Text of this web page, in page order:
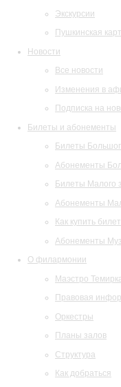
Экскурсии
Пушкинская
Новости
Все новости
Изменения в
Подписка на
Билеты и абонементы
Билеты
Абонементы
Билеты Малого
Абонементы
Как купить билет
Абонементы
О филармонии
Маэстро
Правовая
Оркестры
Планы залов
Структура
Как добраться